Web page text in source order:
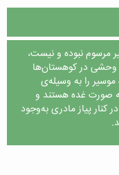
مرسوم نبوده و نیست،
وحشی در کوهستان‌ها
موسیر را به وسیله‌ی
صورت غده هستند و
کنار پیاز مادری به‌وجود